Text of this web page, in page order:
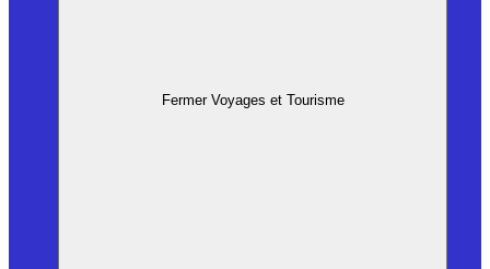
Fermer Voyages et Tourisme